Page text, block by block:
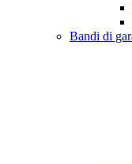
Bandi di